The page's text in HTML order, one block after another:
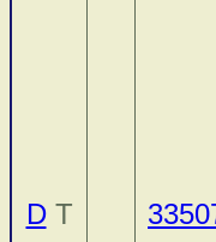
DT